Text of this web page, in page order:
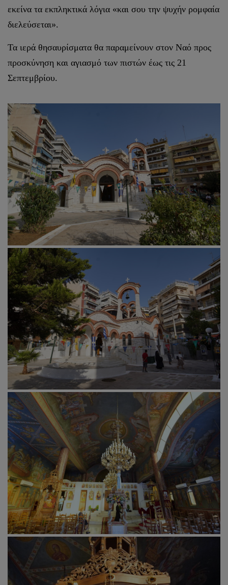
εκείνα τα εκπληκτικά λόγια «και σου την ψυχήν ρομφαία
διελεύσεται».
Τα ιερά θησαυρίσματα θα παραμείνουν στον Ναό προς
προσκύνηση και αγιασμό των πιστών έως τις 21
Σεπτεμβρίου.